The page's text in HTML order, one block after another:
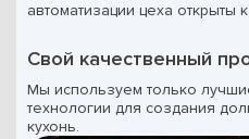
автоматизации цеха открыты
Свой качественный
Мы используем только
технологии для создания
кухонь.